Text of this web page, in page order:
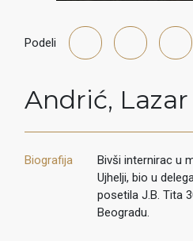
Podeli
Andrić, Lazar
Biografija
Bivši internirac u
Ujhelji, bio u
posetila J.B. Tita
Beogradu.